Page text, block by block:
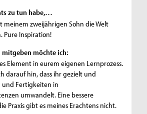
zu tun habe,…
zweijährigen Sohn die Welt
Pure Inspiration!
mitgeben möchte ich:
Element in eurem eigenen Lernprozess.
darauf hin, dass ihr gezielt und
und Fertigkeiten in
umwandelt. Eine bessere
Praxis gibt es meines Erachtens nicht.